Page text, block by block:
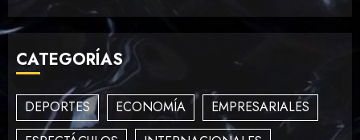
4
How Many of These Italian
Foods Have You Tried?
MAYO 14, 2024 811
CATEGORÍAS
DEPORTES ECONOMÍA
EMPRESARIALES